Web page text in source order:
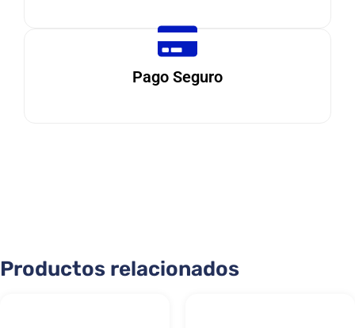
Pago Seguro
Productos relacionados